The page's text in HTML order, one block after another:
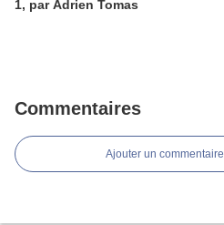
1, par Adrien Tomas
Commentaires
Ajouter un commentaire